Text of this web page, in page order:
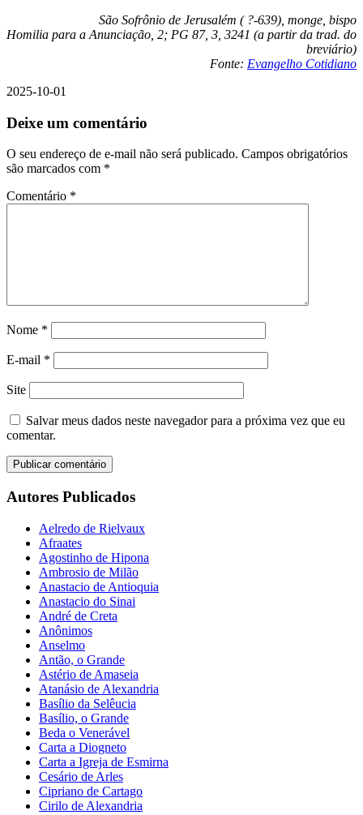
São Sofrônio de Jerusalém ( ?-639), monge, bispo
Homilia para a Anunciação, 2; PG 87, 3, 3241 (a partir da trad. do
breviário)
Fonte: Evangelho Cotidiano
2025-10-01
Deixe um comentário
O seu endereço de e-mail não será publicado. Campos obrigatórios
são marcados com *
Comentário *
Nome *
E-mail *
Site
Salvar meus dados neste navegador para a próxima vez que eu
comentar.
Autores Publicados
Aelredo de Rielvaux
Afraates
Agostinho de Hipona
Ambrosio de Milão
Anastacio de Antioquia
Anastacio do Sinai
André de Creta
Anônimos
Anselmo
Antão, o Grande
Astério de Amaseia
Atanásio de Alexandria
Basílio da Selêucia
Basílio, o Grande
Beda o Venerável
Carta a Diogneto
Carta a Igreja de Esmirna
Cesário de Arles
Cipriano de Cartago
Cirilo de Alexandria